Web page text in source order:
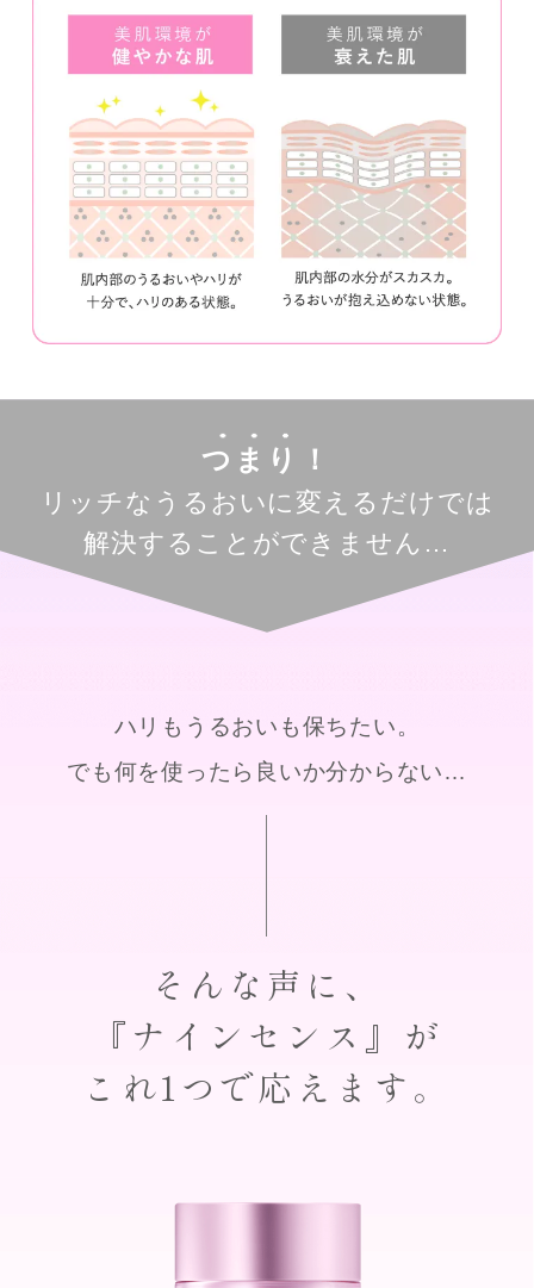
つまり ！
リッチなうるおいに変えるだけでは
解決することができません…
ハリもうるおいも保ちたい。
でも何を使ったら良いか分からない…
そんな声に、
『ナインセンス』が
これ1つで応えます。